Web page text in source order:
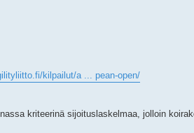
kilpailut/a ... pean-open/
kriteerinä sijoituslaskelmaa, jolloin